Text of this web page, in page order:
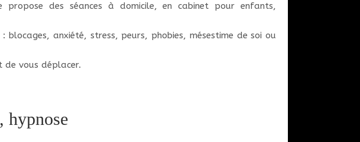
des séances à domicile, en cabinet pour enfants,
blocages, anxiété, stress, peurs, phobies, mésestime de soi ou
vous déplacer.
hypnose